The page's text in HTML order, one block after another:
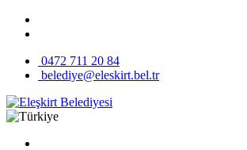
0472 711 20 84
belediye@eleskirt.bel.tr